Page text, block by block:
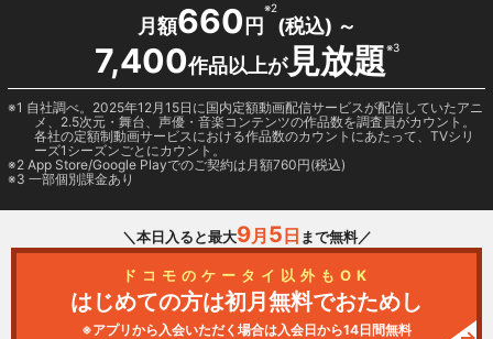
月額660 円
※2
(税込) ～
7,400作品以上が見放題※3
1 自社調べ。2025年12月15日に国内定額動画配信サービスが配信していたアニ
メ、2.5次元・舞台、声優・音楽コンテンツの作品数を調査員がカウント。
各社の定額制動画サービスにおける作品数のカウントにあたって、TVシリ
ーズ1シーズンごとにカウント。
2 App Store/Google Playでのご契約は月額760円(税込)
3 一部個別課金あり
＼本日入ると最大9月 5 日 まで無料／
ドコモのケータイ以外もOK
はじめての方は初月無料でおためし
※アプリから入会いただく場合は入会日から14日間無料